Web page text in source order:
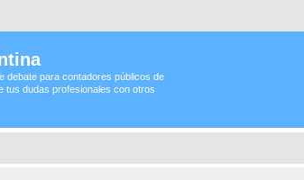
debate para contadores públicos de
tus dudas profesionales con otros